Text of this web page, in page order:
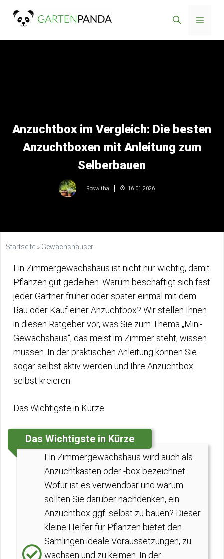
Inhalt
Menü
Anzuchtbox im Vergleich: Die besten
Anzuchtboxen mit Anleitung zum
Selberbauen
Roswitha 16.01.2026
Startseite » Gewächshäuser
Ein Zimmergewächshaus ist nicht nur wichtig, damit
Pflanzen gut gedeihen. Warum beschäftigt sich fast
jeder Gärtner früher oder später einmal mit dem
Bau oder Kauf einer Anzuchtbox? Wir stellen Ihnen
in diesen Ratgeber vor, was Sie zum Thema „Mini-
Gewächshaus“, das meist im Zimmer steht, wissen
müssen. In der praktischen Anleitung können Sie
sogar selbst aktiv werden und Ihre Anzuchtbox
selbst kreieren.
Das Wichtigste in Kürze
Das Wichtigste in Kürze
Ein Zimmergewächshaus wird auch als
Anzuchtkasten oder -box bezeichnet.
Wofür ist es verwendbar und warum
sollten Sie darüber nachdenken, ein
Anzuchtbox ggf. selbst zu bauen? Dieser
kleine Helfer für Pflanzen bietet den
Sämlingen ideale Voraussetzungen, zu
wachsen und zu keimen. In der